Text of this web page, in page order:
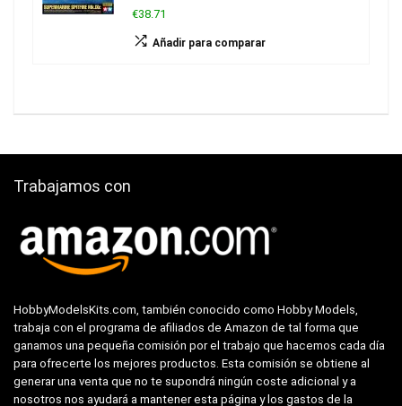
€38.71
Añadir para comparar
Trabajamos con
HobbyModelsKits.com, también conocido como Hobby Models,
trabaja con el programa de afiliados de Amazon de tal forma que
ganamos una pequeña comisión por el trabajo que hacemos cada día
para ofrecerte los mejores productos. Esta comisión se obtiene al
generar una venta que no te supondrá ningún coste adicional y a
nosotros nos ayudará a mantener esta página y los gastos de la